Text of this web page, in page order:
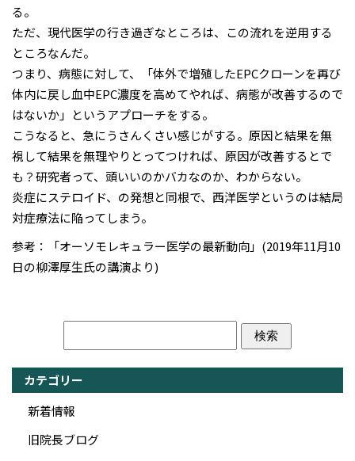
る。
ただ、現代医学の行き過ぎなところは、この流れを逆用する
ところなんだ。
つまり、病態に対して、「体外で増殖したEPCクローンを再び
体内に戻し血中EPC濃度を高めてやれば、病態が改善するので
はないか」というアプローチをする。
こうなると、急にうさんくさい感じがする。原因と結果を無
視して結果を無理やりとってつければ、原因が改善するとで
も？研究者って、頭いいのかバカなのか、わからない。
炎症にステロイド、の発想と同根で、西洋医学というのは結局
対症療法に陥ってしまう。
参考：「オーソモレキュラー医学の最新動向」(2019年11月10
日の柳澤厚生氏の講演より)
カテゴリー
新着情報
旧院長ブログ